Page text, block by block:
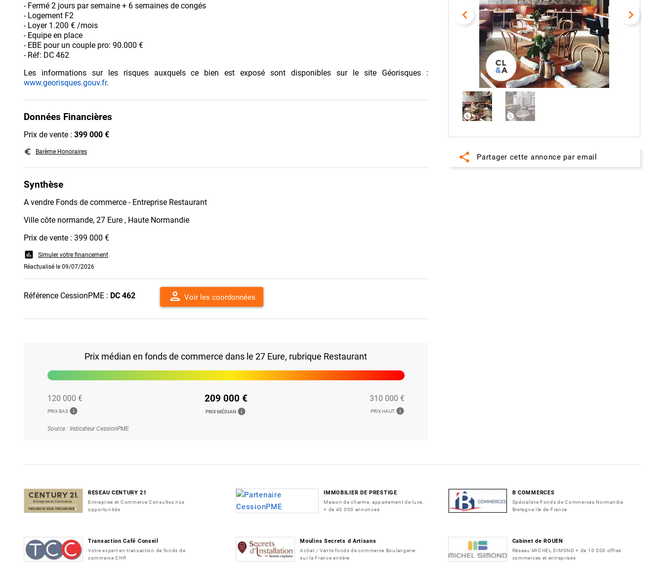
- Fermé 2 jours par semaine + 6 semaines de congés
- Logement F2
- Loyer 1.200 € /mois
- Equipe en place
- EBE pour un couple pro: 90.000 €
- Réf: DC 462
Les informations sur les risques auxquels ce bien est exposé sont disponibles sur le site Géorisques :
www.georisques.gouv.fr.
Données Financières
Prix de vente : 399 000 €
euro_symbol Barème Honoraires
Synthèse
A vendre Fonds de commerce - Entreprise Restaurant
Ville côte normande, 27 Eure , Haute Normandie
Prix de vente : 399 000 €
assessment
Simuler votre financement
Réactualisé le 09/07/2026
Référence CessionPME : DC 462 person Voir les coordonnées
Prix médian en fonds de commerce dans le 27 Eure, rubrique Restaurant
120 000 €
PRIX BAS info
209 000 €
PRIX MÉDIAN info
310 000 €
PRIX HAUT info
Source : Indicateur CessionPME
navigate_before navigate_next
share Partager cette annonce par email
RESEAU CENTURY 21
Entreprise et Commerce Consultez nos
opportunités
IMMOBILIER DE PRESTIGE
Maison de charme, appartement de luxe,
+ de 40 000 annonces
B COMMERCES
Spécialiste Fonds de Commerces Normandie
Bretagne Ile de France
Transaction Café Conseil
Votre expert en transaction de fonds de
commerce CHR
Moulins Secrets d Artisans
Achat / Vente fonds de commerce Boulangerie
sur la France entière
Cabinet de ROUEN
Réseau MICHEL SIMOND + de 10 000 offres
commerces et entreprises